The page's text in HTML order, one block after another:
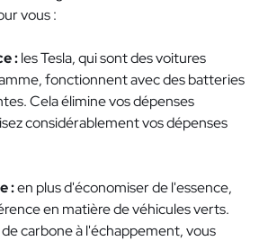
vous :
:les Tesla, qui sont des voitures
fonctionnent avec des batteries
Cela élimine vos dépenses
considérablement vos dépenses
:en plus d'économiser de l'essence,
en matière de véhicules verts.
carbone à l'échappement, vous